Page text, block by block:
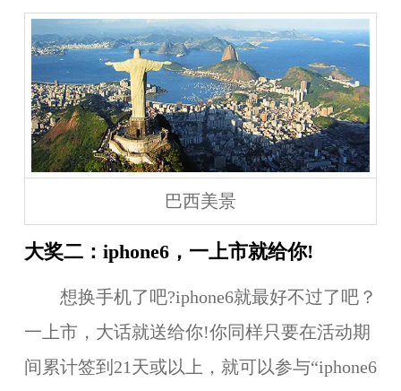
巴西美景
大奖二：iphone6，一上市就给你!
想换手机了吧?iphone6就最好不过了吧？
一上市，大话就送给你!你同样只要在活动期
间累计签到 21 天或以上，就可以参与“iphone6